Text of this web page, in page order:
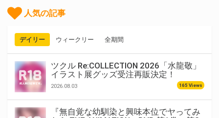
人気の記事
デイリー ウィークリー 全期間
ツクル Re:COLLECTION 2026「水龍敬」
イラスト展グッズ受注再販決定！
2026.08.03 165 Views
『無自覚な幼馴染と興味本位でヤってみ